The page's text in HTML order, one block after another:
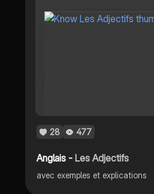
28 477
Anglais -Les Adjectifs
avec exemples et explications